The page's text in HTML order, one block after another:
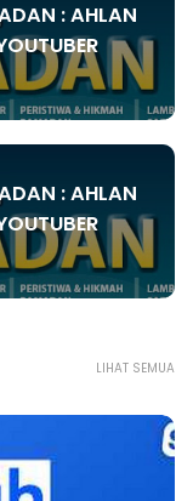
: AHLAN
: AHLAN
LIHAT SEMUA